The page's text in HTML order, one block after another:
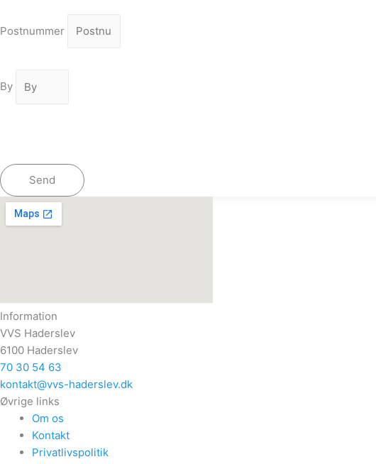
Postnummer
By
Send
Information
VVS Haderslev
6100 Haderslev
70 30 54 63
kontakt@vvs-haderslev.dk
Øvrige links
Om os
Kontakt
Privatlivspolitik